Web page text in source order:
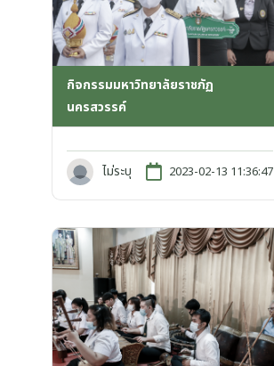
กิจกรรมมหาวิทยาลัยราชภัฏ
นครสวรรค์
ไม่ระบุ 2023-02-13 11:36:47